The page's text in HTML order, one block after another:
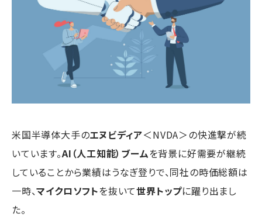
米国半導体大手のエヌビディア＜NVDA＞の快進撃が続
いています。AI（人工知能）ブームを背景に好需要が継続
していることから業績はうなぎ登りで、同社の時価総額は
一時、マイクロソフトを抜いて世界トップに躍り出まし
た。